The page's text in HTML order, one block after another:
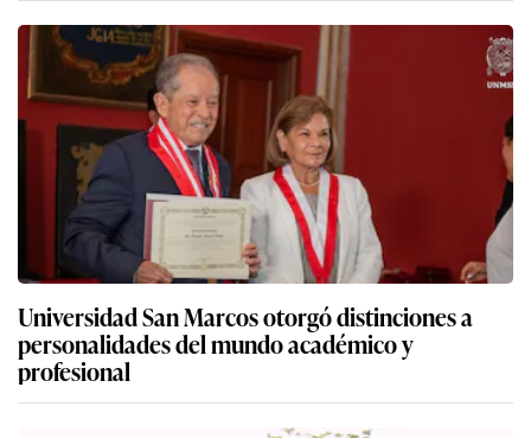
Universidad San Marcos otorgó distinciones a
personalidades del mundo académico y
profesional